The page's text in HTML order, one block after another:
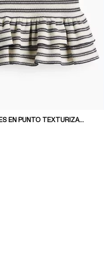
TOP DE BRETELES EN PUNTO TEXTURIZADO CON PEPLUM